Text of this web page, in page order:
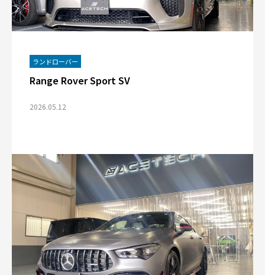
ランドローバー
Range Rover Sport SV
2026.05.12